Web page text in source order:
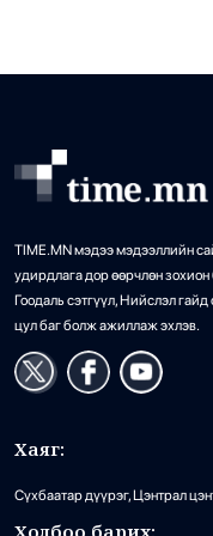
TIME.MN мэдээ мэдээллийн
удирдлага дор өөрчлөн
Гоодаль сэтгүүл, Нийслэл
цул баг болж ажиллаж эхлэв.
Хаяг:
Сүхбаатар дүүрэг, Цэнтрал